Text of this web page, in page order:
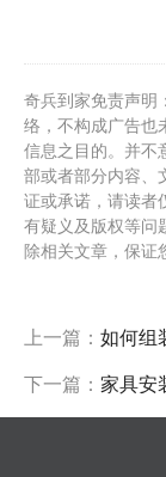
奇兵到家免责声明
络，不构成广告也
信息之目的。并不
部或者部分内容、
证或承诺，请读者
有疑义及版权等问
除相关文章，保证
上一篇： 如何组
下一篇： 家具安